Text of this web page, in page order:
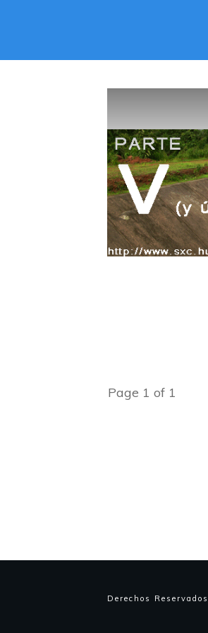
Page 1 of 1
Derechos Reservados